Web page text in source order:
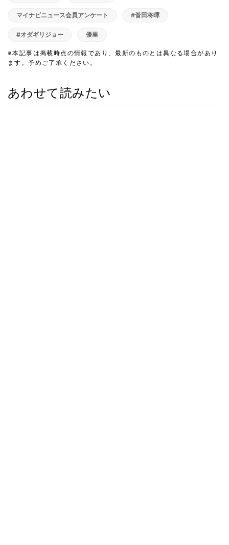
マイナビニュース会員アンケート #菅田将暉
#オダギリジョー 優里
※本記事は掲載時点の情報であり、最新のものとは異なる場合があり
ます。予めご了承ください。
あわせて読みたい